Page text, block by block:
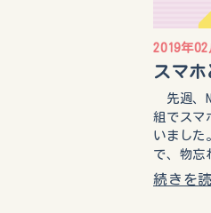
2019年02
スマ
先週、
組でスマ
いました
で、物
続きを